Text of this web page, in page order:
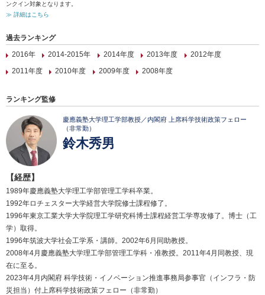
ンクイン対象となります。
≫ 詳細はこちら
過去ランキング
2016年
2014-2015年 2014年度 2013年度
2012年度
2011年度
2010年度 2009年度 2008年度
ランキング監修
慶應義塾大学理工学部教授／内閣府 上席科学技術政策フェロー
（非常勤）
鈴木秀男
【経歴】
1989年慶應義塾大学理工学部管理工学科卒業。
1992年ロチェスター大学経営大学院修士課程修了。
1996年東京工業大学大学院理工学研究科博士課程経営工学専攻修了。博士（工
学）取得。
1996年筑波大学社会工学系・講師。2002年6月同助教授。
2008年4月慶應義塾大学理工学部管理工学科・准教授。2011年4月同教授、現
在に至る。
2023年4月内閣府 科学技術・イノベーション推進事務局参事官（インフラ・防
災担当）付上席科学技術政策フェロー（非常勤）